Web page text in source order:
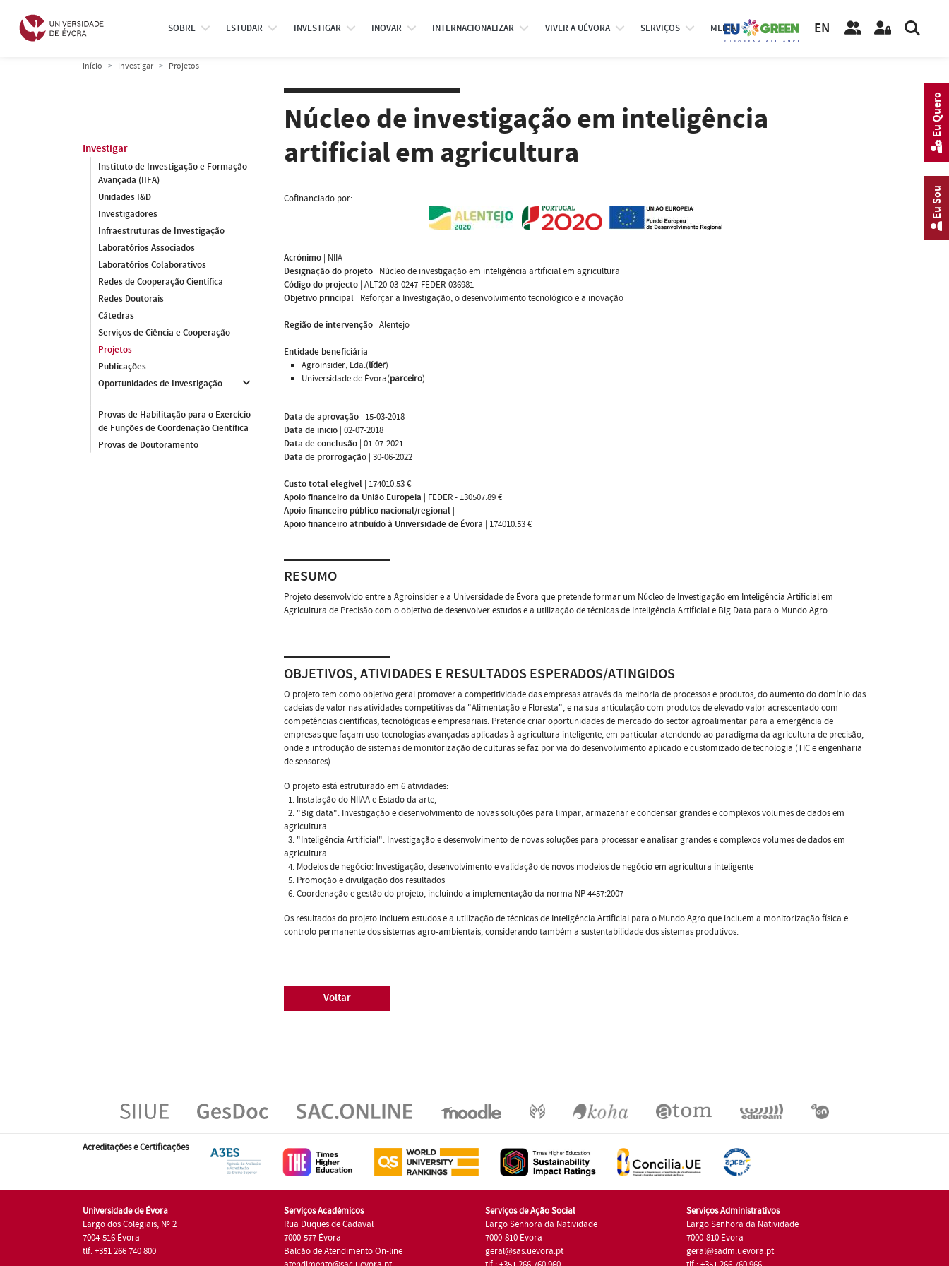
SOBRE ESTUDAR INVESTIGAR INOVAR INTERNACIONALIZAR VIVER A UÉVORA SERVIÇOS MEDIA EN
Início Investigar Projetos
Investigar
Instituto de Investigação e Formação
Avançada (IIFA)
Unidades I&D
Investigadores
Infraestruturas de Investigação
Laboratórios Associados
Laboratórios Colaborativos
Redes de Cooperação Científica
Redes Doutorais
Cátedras
Serviços de Ciência e Cooperação
Projetos
Publicações
Oportunidades de Investigação
Provas de Habilitação para o Exercício
de Funções de Coordenação Científica
Provas de Doutoramento
Núcleo de investigação em inteligência
artificial em agricultura
Cofinanciado por:
Acrónimo | NIIA
Designação do projeto | Núcleo de investigação em inteligência artificial em agricultura
Código do projecto | ALT20-03-0247-FEDER-036981
Objetivo principal | Reforçar a Investigação, o desenvolvimento tecnológico e a inovação
Região de intervenção | Alentejo
Entidade beneficiária |
Agroinsider, Lda.(líder)
Universidade de Évora(parceiro)
Data de aprovação | 15-03-2018
Data de inicio | 02-07-2018
Data de conclusão | 01-07-2021
Data de prorrogação | 30-06-2022
Custo total elegível | 174010.53 €
Apoio financeiro da União Europeia | FEDER - 130507.89 €
Apoio financeiro público nacional/regional |
Apoio financeiro atribuído à Universidade de Évora | 174010.53 €
RESUMO
Projeto desenvolvido entre a Agroinsider e a Universidade de Évora que pretende formar um Núcleo de Investigação em Inteligência Artificial em
Agricultura de Precisão com o objetivo de desenvolver estudos e a utilização de técnicas de Inteligência Artificial e Big Data para o Mundo Agro.
OBJETIVOS, ATIVIDADES E RESULTADOS ESPERADOS/ATINGIDOS
O projeto tem como objetivo geral promover a competitividade das empresas através da melhoria de processos e produtos, do aumento do domínio das
cadeias de valor nas atividades competitivas da "Alimentação e Floresta", e na sua articulação com produtos de elevado valor acrescentado com
competências científicas, tecnológicas e empresariais. Pretende criar oportunidades de mercado do sector agroalimentar para a emergência de
empresas que façam uso tecnologias avançadas aplicadas à agricultura inteligente, em particular atendendo ao paradigma da agricultura de precisão,
onde a introdução de sistemas de monitorização de culturas se faz por via do desenvolvimento aplicado e customizado de tecnologia (TIC e engenharia
de sensores).
O projeto está estruturado em 6 atividades:
1. Instalação do NIIAA e Estado da arte,
2. "Big data": Investigação e desenvolvimento de novas soluções para limpar, armazenar e condensar grandes e complexos volumes de dados em
agricultura
3. "Inteligência Artificial": Investigação e desenvolvimento de novas soluções para processar e analisar grandes e complexos volumes de dados em
agricultura
4. Modelos de negócio: Investigação, desenvolvimento e validação de novos modelos de negócio em agricultura inteligente
5. Promoção e divulgação dos resultados
6. Coordenação e gestão do projeto, incluindo a implementação da norma NP 4457:2007
Os resultados do projeto incluem estudos e a utilização de técnicas de Inteligência Artificial para o Mundo Agro que incluem a monitorização física e
controlo permanente dos sistemas agro-ambientais, considerando também a sustentabilidade dos sistemas produtivos.
Voltar
Acreditações e Certificações
Universidade de Évora
Largo dos Colegiais, Nº 2
7004-516 Évora
tlf: +351 266 740 800
Serviços Académicos
Rua Duques de Cadaval
7000-577 Évora
Balcão de Atendimento On-line
Serviços de Ação Social
Largo Senhora da Natividade
7000-810 Évora
geral@sas.uevora.pt
Serviços Administrativos
Largo Senhora da Natividade
7000-810 Évora
geral@sadm.uevora.pt
Eu Sou
Eu Quero